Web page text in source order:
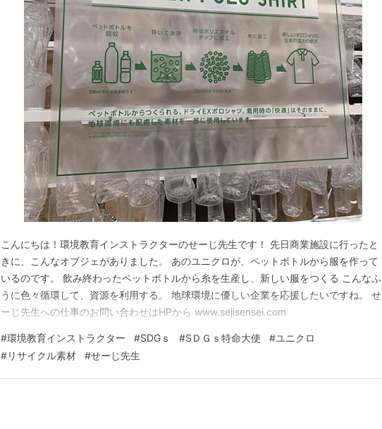
こんにちは！環境教育インストラクターのせーじ先生です！ 先日商業施設に行ったと
きに、こんなオブジェがありました。 あのユニクロが、ペットボトルから服を作って
いるのです。 飲み終わったペットボトルから糸を生産し、新しい服をつくる こんなふ
うに色々循環して、資源を利用する。 地球環境に優しい企業を応援したいですね。 せ
ーじ先生への仕事のお問い合わせはHPから www.sejisensei.com
#環境教育インストラクター #SDGｓ #SＤＧｓ特命大使 #ユニクロ
#リサイクル素材 #せーじ先生